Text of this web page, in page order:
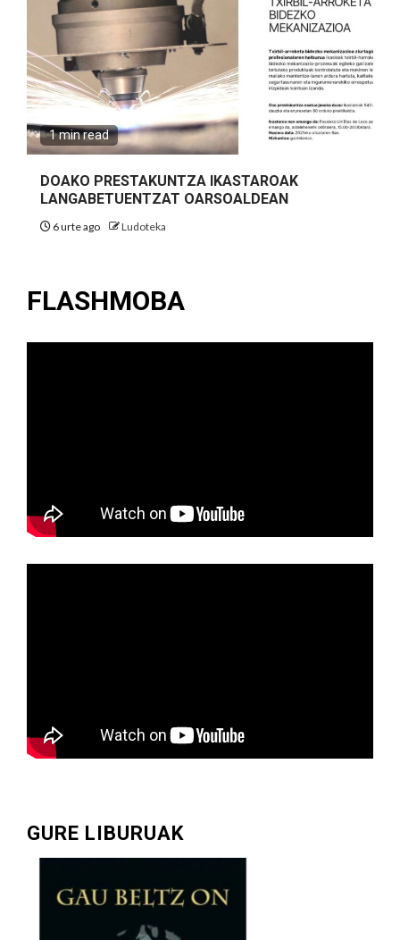
1 min read
DOAKO PRESTAKUNTZA IKASTAROAK
LANGABETUENTZAT OARSOALDEAN
6 urte ago Ludoteka
FLASHMOBA
GURE LIBURUAK